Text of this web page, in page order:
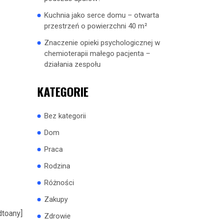
Kuchnia jako serce domu – otwarta
przestrzeń o powierzchni 40 m²
Znaczenie opieki psychologicznej w
chemioterapii małego pacjenta –
działania zespołu
KATEGORIE
Bez kategorii
Dom
Praca
Rodzina
Różności
Zakupy
Zdrowie